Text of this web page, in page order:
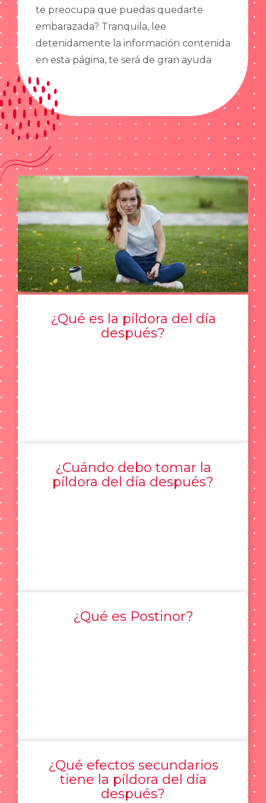
te preocupa que puedas quedarte
embarazada? Tranquila, lee
detenidamente la información contenida
en esta página, te será de gran ayuda
¿Qué es la píldora del día
después?
¿Cuándo debo tomar la
píldora del día después?
¿Qué es Postinor?
¿Qué efectos secundarios
tiene la píldora del día
después?